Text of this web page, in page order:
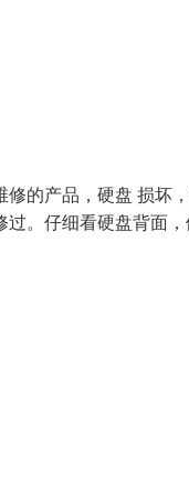
的产品，硬盘 损坏
。仔细看硬盘背面